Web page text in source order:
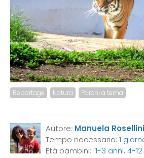
Reportage Natura Parchi a tema
Autore: Manuela Rosellini
Tempo necessario: 1
Età bambini: 1-3 anni, 4-